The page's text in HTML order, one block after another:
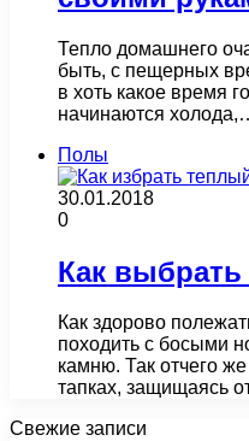
Тепло домашнего
быть, с пещерных
в хоть какое время
начинаются
Полы
30.01.2018
0
Как
Как здорово
походить с босыми
камню. Так отчего
тапках, защищаясь
Свежие записи